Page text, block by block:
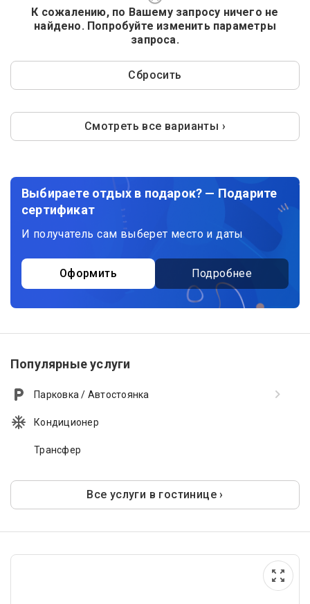
К сожалению, по Вашему запросу ничего не
найдено. Попробуйте изменить параметры
запроса.
Сбросить
Смотреть все варианты ›
Выбираете отдых в подарок? — Подарите
сертификат
И получатель сам выберет место и даты
Оформить Подробнее
Популярные услуги
Парковка / Автостоянка
Кондиционер
Трансфер
Все услуги в гостинице ›